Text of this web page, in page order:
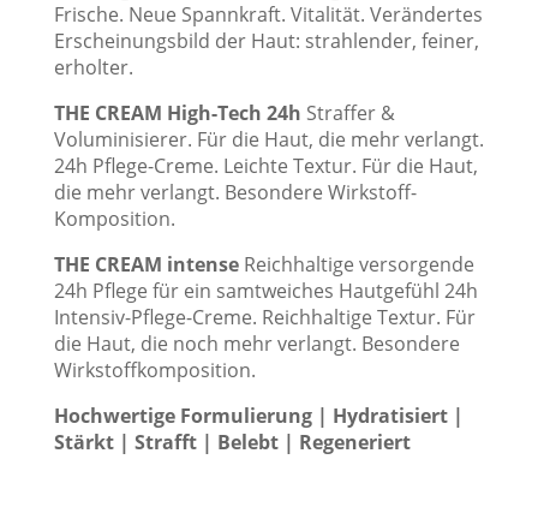
Frische. Neue Spannkraft. Vitalität. Verändertes
Erscheinungsbild der Haut: strahlender, feiner,
erholter.
THE CREAM High-Tech 24h Straffer &
Voluminisierer. Für die Haut, die mehr verlangt.
24h Pflege-Creme. Leichte Textur. Für die Haut,
die mehr verlangt. Besondere Wirkstoff-
Komposition.
THE CREAM intenseReichhaltige versorgende
24h Pflege für ein samtweiches Hautgefühl 24h
Intensiv-Pflege-Creme. Reichhaltige Textur. Für
die Haut, die noch mehr verlangt. Besondere
Wirkstoffkomposition.
Hochwertige Formulierung | Hydratisiert |
Stärkt | Strafft | Belebt | Regeneriert